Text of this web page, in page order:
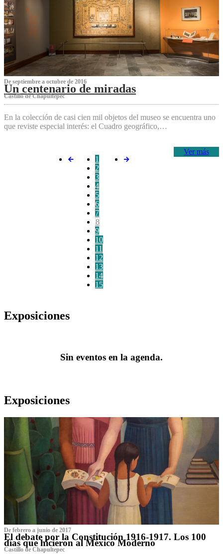
De septiembre a octubre de 2016
Un centenario de miradas
Castillo de Chapultepec
En la colección de casi cien mil objetos del museo se encuentra uno
que reviste especial interés: el Cuadro geográfico,…
Ver más
1
2
3
4
5
6
7
8
9
10
11
12
13
14
15
Exposiciones
Sin eventos en la agenda.
Exposiciones
De febrero a junio de 2017
El debate por la Constitución 1916-1917. Los 100
días que hicieron al México Moderno
Castillo de Chapultepec